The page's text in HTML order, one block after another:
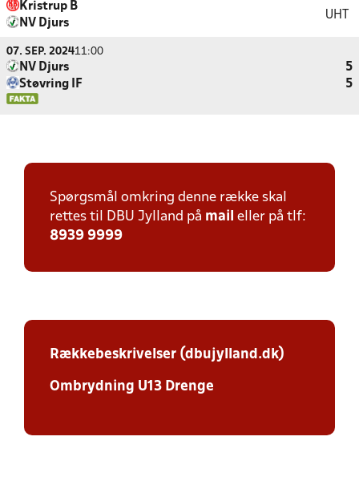
Kristrup B
NV Djurs
UHT
07. SEP. 202411:00
NV Djurs
5
Støvring IF
5
Spørgsmål omkring denne række skal
rettes til DBU Jylland på mail eller på tlf:
8939 9999
Rækkebeskrivelser (dbujylland.dk)
Ombrydning U13 Drenge